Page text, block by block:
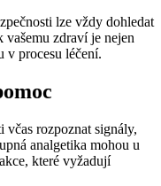
lze vždy dohledat
zdraví je nejen
v procesu léčení.
včas rozpoznat signály,
analgetika mohou u
které vyžadují